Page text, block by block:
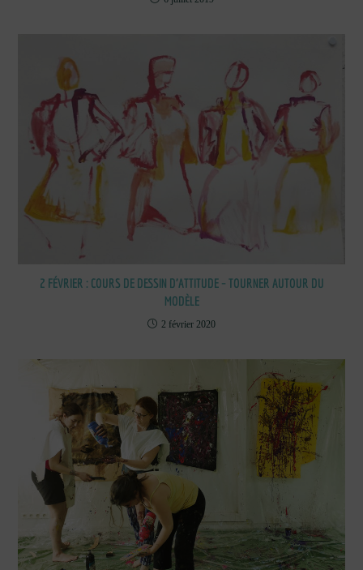
2 FÉVRIER : COURS DE DESSIN D’ATTITUDE – TOURNER AUTOUR DU
MODÈLE
2 février 2020